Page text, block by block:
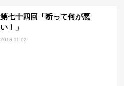
第七十四回「断って何が悪
い！」
2018.11.02